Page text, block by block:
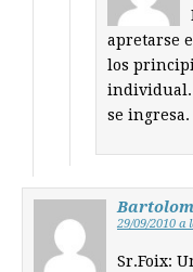
apretarse
los
individual.
se ingresa.
29/09/2010 a
Sr.Foix: